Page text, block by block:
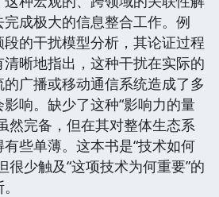
成极大的信息整合工作。例
的干扰模型分析，其论证过程
晰地指出，这种干扰在实际的
广播或移动通信系统造成了多
响。缺少了这种“影响力的量
然完备，但在其对整体生态系
些单薄。这本书是“技术如何
很少触及“这项技术为何重要”的